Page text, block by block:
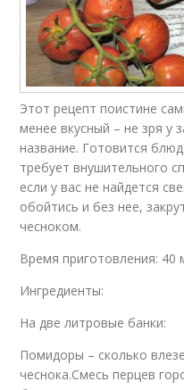
Этот рецепт поистине
менее вкусный – не зря у
название. Готовится
требует внушительного
если у вас не найдется
обойтись и без нее,
чесноком.
Время приготовления: 40
Ингредиенты:
На две литровые банки:
Помидоры – сколько
чеснока.Смесь перцев